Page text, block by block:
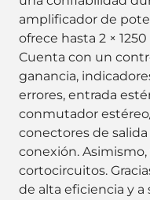
amplificador de
ofrece hasta 2 ×
Cuenta con un
ganancia,
errores, entrada
conmutador
conectores de
conexión.
cortocircuitos.
de alta eficiencia y